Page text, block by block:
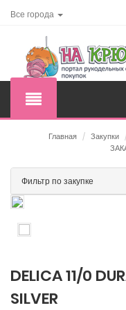
Все города
Главная / Закупки
Фильтр по закупке
DELICA 11/0
SILVER